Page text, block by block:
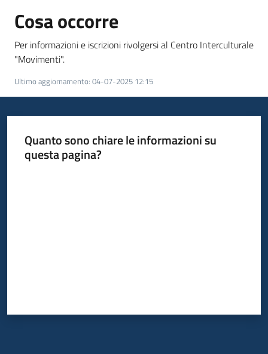
Cosa occorre
Per informazioni e iscrizioni rivolgersi al Centro Interculturale
"Movimenti".
Ultimo aggiornamento: 04-07-2025 12:15
Quanto sono chiare le informazioni su
questa pagina?